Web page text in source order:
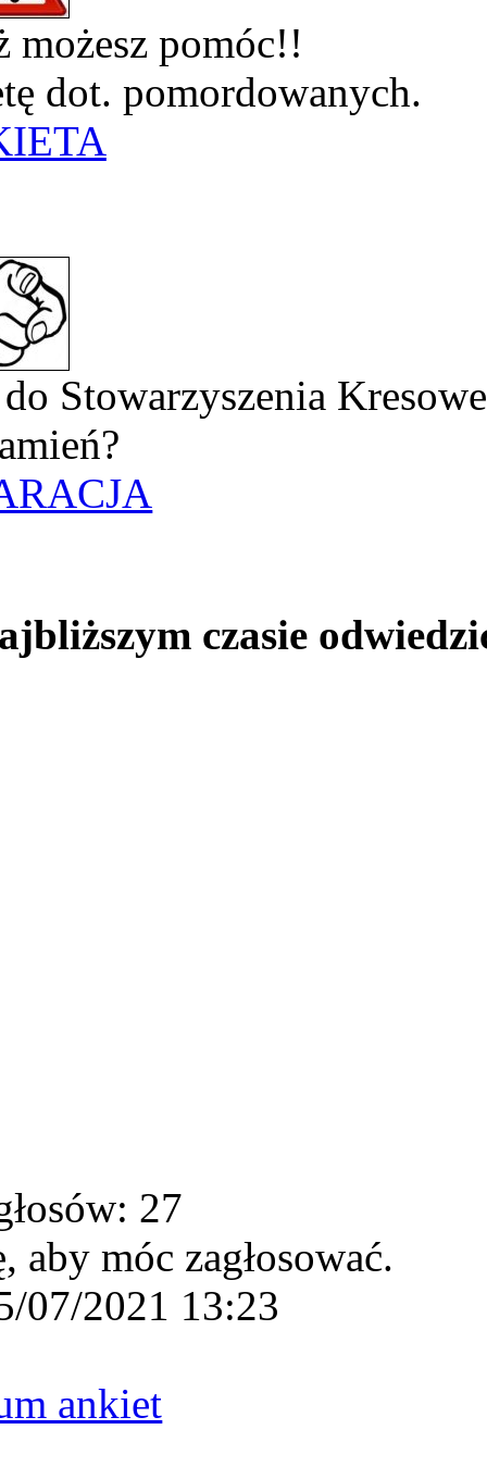
możesz pomóc!!
dot. pomordowanych.
Stowarzyszenia
czasie
27
aby móc zagłosować.
07/2021 13:23
ankiet